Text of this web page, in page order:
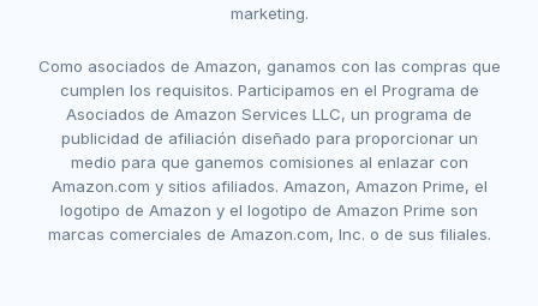
marketing.
Como asociados de Amazon, ganamos con las compras que
cumplen los requisitos. Participamos en el Programa de
Asociados de Amazon Services LLC, un programa de
publicidad de afiliación diseñado para proporcionar un
medio para que ganemos comisiones al enlazar con
Amazon.com y sitios afiliados. Amazon, Amazon Prime, el
logotipo de Amazon y el logotipo de Amazon Prime son
marcas comerciales de Amazon.com, Inc. o de sus filiales.